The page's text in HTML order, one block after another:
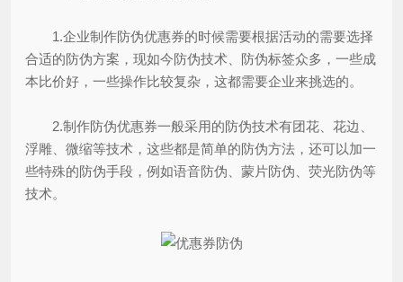
1.企业制作防伪优惠券的时候需要根据活动的需要选择
合适的防伪方案，现如今防伪技术、防伪标签众多，一些成
本比价好，一些操作比较复杂，这都需要企业来挑选的。
2.制作防伪优惠券一般采用的防伪技术有团花、花边、
浮雕、微缩等技术，这些都是简单的防伪方法，还可以加一
些特殊的防伪手段，例如语音防伪、蒙片防伪、荧光防伪等
技术。